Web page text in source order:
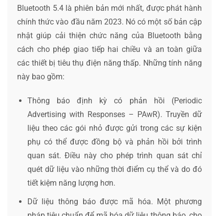
Bluetooth 5.4 là phiên bản mới nhất, được phát hành
chính thức vào đầu năm 2023. Nó có một số bản cập
nhật giúp cải thiện chức năng của Bluetooth bằng
cách cho phép giao tiếp hai chiều và an toàn giữa
các thiết bị tiêu thụ điện năng thấp. Những tính năng
này bao gồm:
Thông báo định kỳ có phản hồi (Periodic
Advertising with Responses – PAwR). Truyền dữ
liệu theo các gói nhỏ được gửi trong các sự kiện
phụ có thể được đồng bộ và phản hồi bởi trình
quan sát. Điều này cho phép trình quan sát chỉ
quét dữ liệu vào những thời điểm cụ thể và do đó
tiết kiệm năng lượng hơn.
Dữ liệu thông báo được mã hóa. Một phương